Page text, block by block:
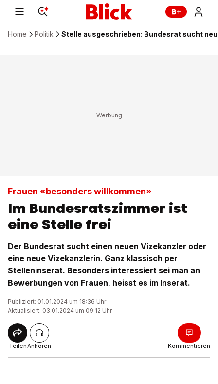
Home Politik Stelle ausgeschrieben: Bundesrat sucht
Frauen «besonders willkommen»
Im Bundesratszimmer ist
eine Stelle frei
Der Bundesrat sucht einen neuen Vizekanzler oder
eine neue Vizekanzlerin. Ganz klassisch per
Stelleninserat. Besonders interessiert sei man an
Bewerbungen von Frauen, heisst es im Inserat.
Publiziert: 01.01.2024 um 18:36 Uhr
Aktualisiert: 03.01.2024 um 09:12 Uhr
TeilenAnhören Kommentieren